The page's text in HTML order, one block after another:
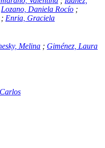
Lozano, Daniela Rocío ;
; Enria, Graciela
Melina ; Giménez, Laura